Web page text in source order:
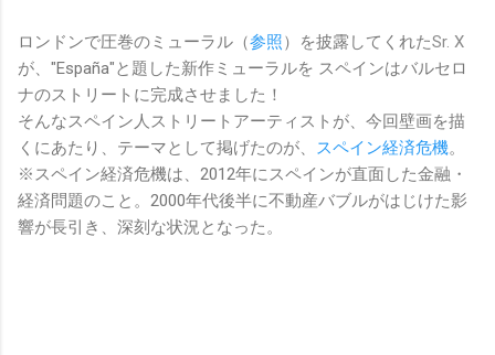
ロンドンで圧巻のミューラル（参照）を披露してくれたSr. X
が、"España"と題した新作ミューラルを スペインはバルセロ
ナのストリートに完成させました！
そんなスペイン人ストリートアーティストが、今回壁画を描
くにあたり、テーマとして掲げたのが、
スペイン経済危機。
※スペイン経済危機は、2012年にスペインが直面した金融・
経済問題のこと。2000年代後半に不動産バブルがはじけた影
響が長引き、深刻な状況となった。